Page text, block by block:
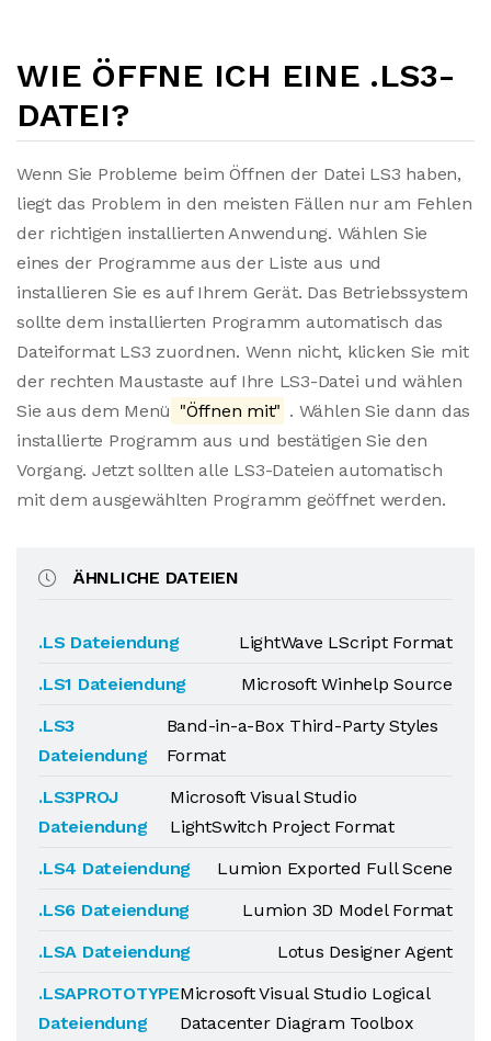
WIE ÖFFNE ICH EINE .LS3-
DATEI?
Wenn Sie Probleme beim Öffnen der Datei LS3 haben,
liegt das Problem in den meisten Fällen nur am Fehlen
der richtigen installierten Anwendung. Wählen Sie
eines der Programme aus der Liste aus und
installieren Sie es auf Ihrem Gerät. Das Betriebssystem
sollte dem installierten Programm automatisch das
Dateiformat LS3 zuordnen. Wenn nicht, klicken Sie mit
der rechten Maustaste auf Ihre LS3-Datei und wählen
Sie aus dem Menü "Öffnen mit" . Wählen Sie dann das
installierte Programm aus und bestätigen Sie den
Vorgang. Jetzt sollten alle LS3-Dateien automatisch
mit dem ausgewählten Programm geöffnet werden.
ÄHNLICHE DATEIEN
.LS Dateiendung
LightWave LScript Format
.LS1 Dateiendung
Microsoft Winhelp Source
.LS3
Dateiendung
Band-in-a-Box Third-Party Styles
Format
.LS3PROJ
Dateiendung
Microsoft Visual Studio
LightSwitch Project Format
.LS4 Dateiendung
Lumion Exported Full Scene
.LS6 Dateiendung
Lumion 3D Model Format
.LSA Dateiendung
Lotus Designer Agent
.LSAPROTOTYPE
Dateiendung
Microsoft Visual Studio Logical
Datacenter Diagram Toolbox